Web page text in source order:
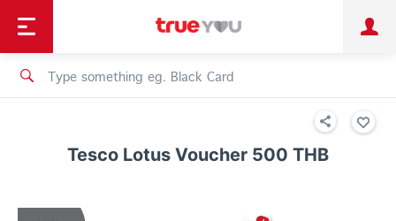
Personal Business
Shopping
เทรนด์เทคโนโลยี
Tesco Lotus Voucher 500 THB